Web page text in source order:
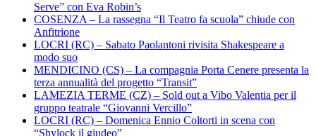
Serve” con Eva Robin’s
COSENZA – La rassegna “Il Teatro fa scuola” chiude con
Anfitrione
LOCRI (RC) – Sabato Paolantoni rivisita Shakespeare a
modo suo
MENDICINO (CS) – La compagnia Porta Cenere presenta la
terza annualità del progetto “Transit”
LAMEZIA TERME (CZ) – Sold out a Vibo Valentia per il
gruppo teatrale “Giovanni Vercillo”
LOCRI (RC) – Domenica Ennio Coltorti in scena con
“Shylock il giudeo”